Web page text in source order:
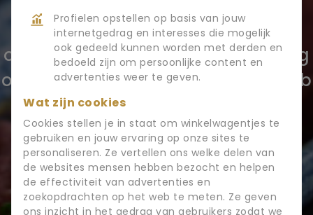
hebben deze ontvangen. Je
ontvangt van ons een bevestiging
op het ingevulde e-mailadres. Heb
je vragen? Twijfel niet en neem
CONTACTmet ons op.
Profielen opstellen op basis van jouw
internetgedrag en interesses die mogelijk
ook gedeeld kunnen worden met derden en
bedoeld zijn om persoonlijke content en
advertenties weer te geven.
Wat zijn cookies
Cookies stellen je in staat om winkelwagentjes te
gebruiken en jouw ervaring op onze sites te
personaliseren. Ze vertellen ons welke delen van
de websites mensen hebben bezocht en helpen
de effectiviteit van advertenties en
zoekopdrachten op het web te meten. Ze geven
ons inzicht in het gedrag van gebruikers zodat we